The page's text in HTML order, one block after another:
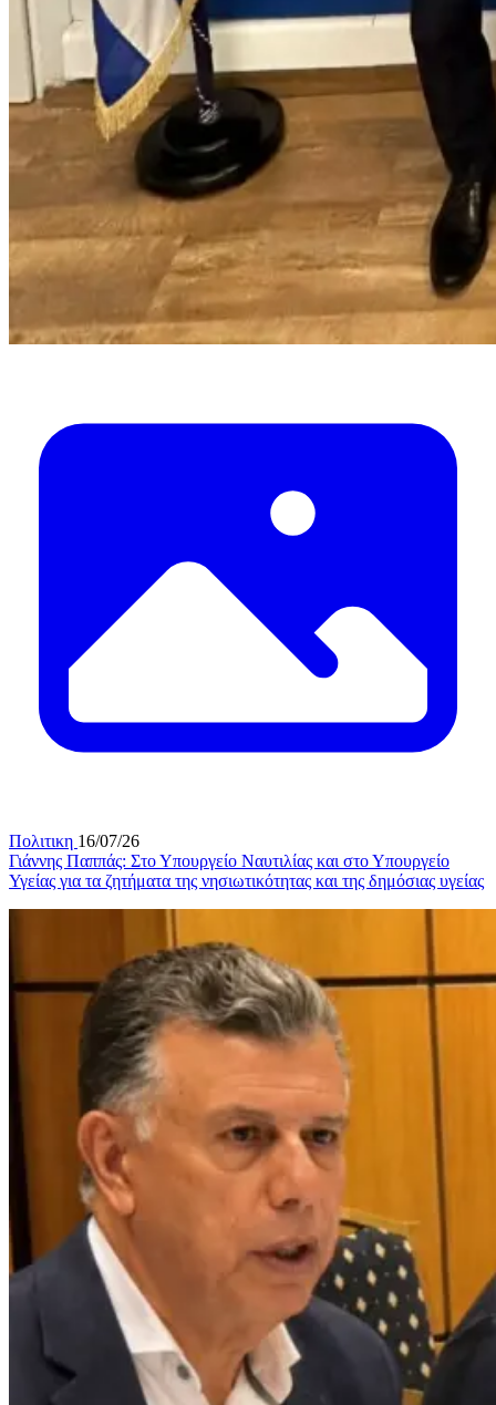
Πολιτικη 16/07/26
Γιάννης Παππάς: Στο Υπουργείο Ναυτιλίας και στο Υπουργείο
Υγείας για τα ζητήματα της νησιωτικότητας και της δημόσιας υγείας